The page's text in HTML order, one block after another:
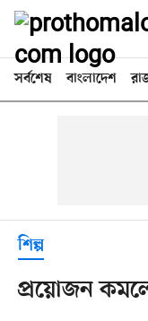
সর্বশেষ বাংলাদেশ
শিল্প
প্রয়োজন